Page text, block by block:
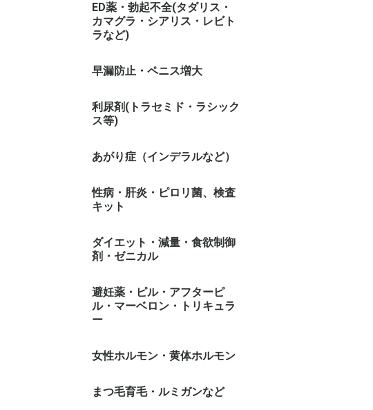
ED薬・勃起不全(タダリス・
カマグラ・シアリス・レビト
ラなど)
早漏防止・ペニス増大
利尿剤(トラセミド・ラシック
ス等)
あがり症（インデラルなど）
性病・肝炎・ピロリ菌、検査
キット
ダイエット・減量・食欲制御
剤・ゼニカル
避妊薬・ピル・アフターピ
ル・マーベロン・トリキュラ
ー
女性ホルモン・黄体ホルモン
まつ毛育毛・ルミガンなど